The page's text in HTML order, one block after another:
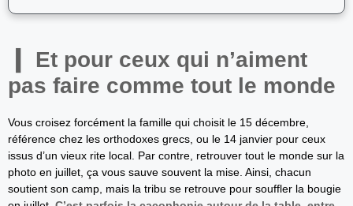
Et pour ceux qui n’aiment
pas faire comme tout le monde
Vous croisez forcément la famille qui choisit le 15 décembre,
référence chez les orthodoxes grecs, ou le 14 janvier pour ceux
issus d’un vieux rite local. Par contre, retrouver tout le monde sur la
photo en juillet, ça vous sauve souvent la mise. Ainsi, chacun
soutient son camp, mais la tribu se retrouve pour souffler la bougie